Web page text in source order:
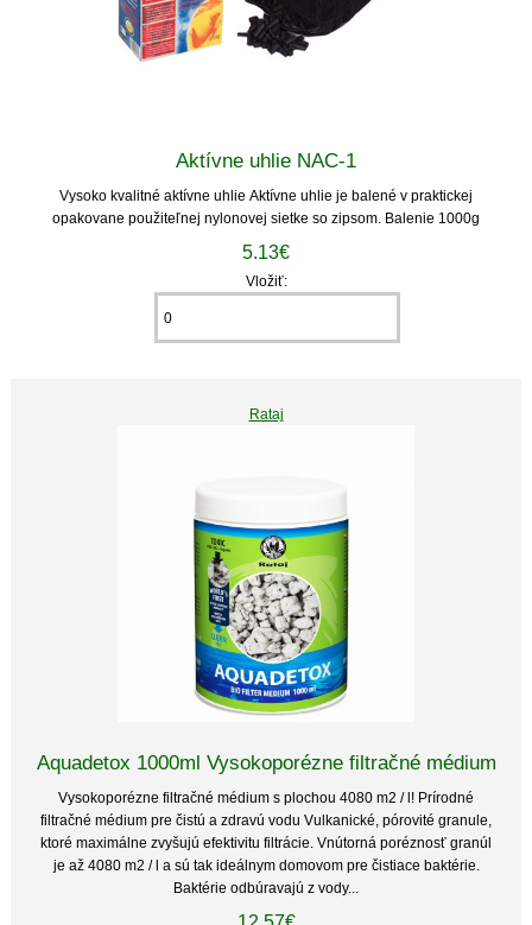
Aktívne uhlie NAC-1
Vysoko kvalitné aktívne uhlie Aktívne uhlie je balené v praktickej
opakovane použiteľnej nylonovej sietke so zipsom. Balenie 1000g
5.13€
Vložiť:
Rataj
Aquadetox 1000ml Vysokoporézne filtračné médium
Vysokoporézne filtračné médium s plochou 4080 m2 / l! Prírodné
filtračné médium pre čistú a zdravú vodu Vulkanické, pórovité granule,
ktoré maximálne zvyšujú efektivitu filtrácie. Vnútorná poréznosť granúl
je až 4080 m2 / l a sú tak ideálnym domovom pre čistiace baktérie.
Baktérie odbúravajú z vody...